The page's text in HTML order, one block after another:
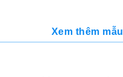
Xem thêm mẫu